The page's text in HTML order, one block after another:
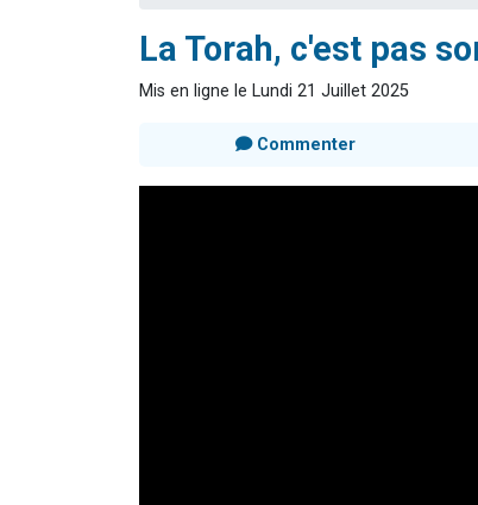
La Torah, c'est pas
Mis en ligne le Lundi 21 Juillet 2025
Commenter